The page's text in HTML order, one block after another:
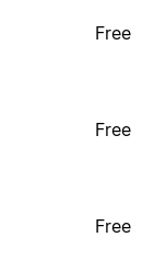
Free
Free
Free